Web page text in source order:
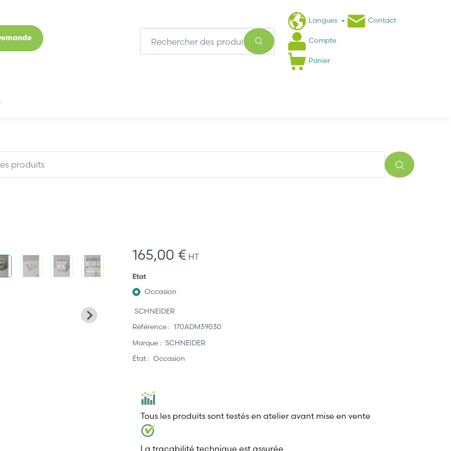
Langues Contact
Compte
Panier
165,00 € HT
Etat
Occasion
SCHNEIDER
Référence : 170ADM39030
Marque : SCHNEIDER
État : Occasion
Tous les produits sont testés en atelier avant mise en vente
La traçabilité technique est assurée